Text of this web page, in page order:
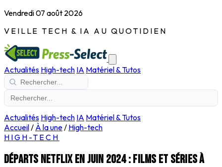
Vendredi 07 août 2026
VEILLE TECH & IA AU QUOTIDIEN
Actualités High-tech IA Matériel & Tutos
Actualités High-tech IA Matériel & Tutos
Accueil/ À la une/ High-tech
HIGH-TECH
Départs Netflix en juin 2024 : films et séries à